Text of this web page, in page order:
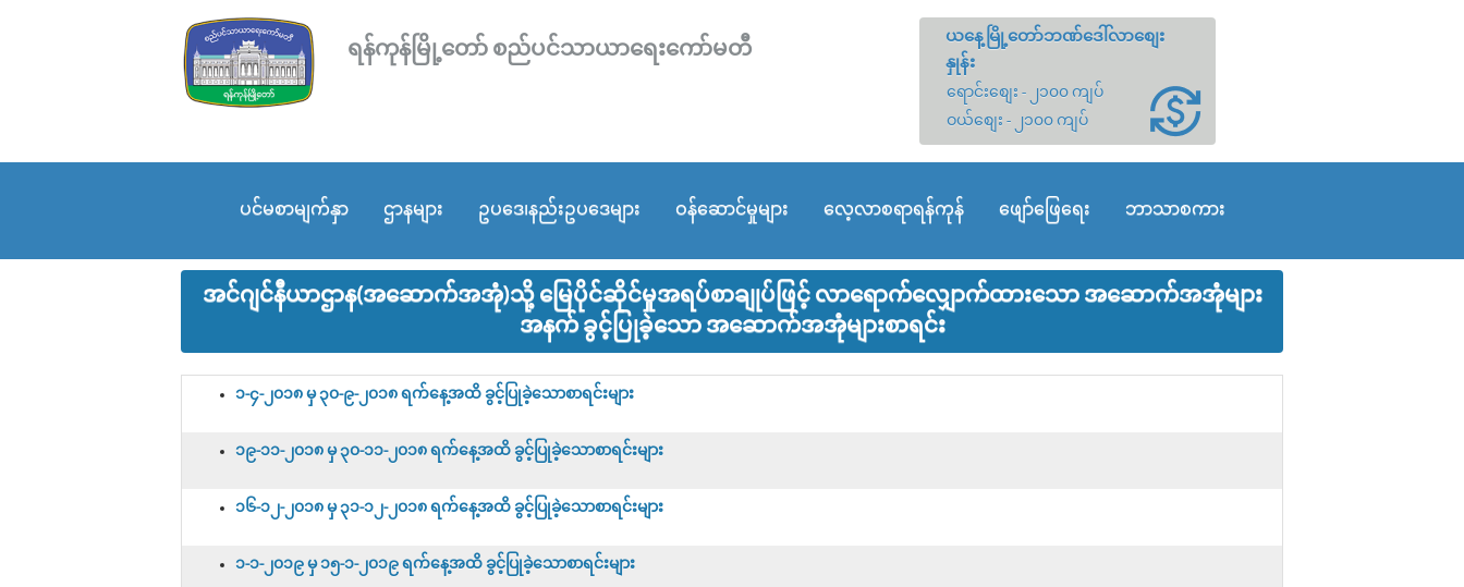
ရန်ကုန်မြို့တော် စည်ပင်သာယာရေးကော်မတီ
ယနေ့မြို့တော်ဘဏ်ဒေါ်လာစျေး
နှုန်း
ရောင်းစျေး - ၂၁၀၀ ကျပ်
ဝယ်စျေး - ၂၁၀၀ ကျပ်
ပင်မစာမျက်နှာ ဌာနများ ဥပဒေ၊နည်းဥပဒေများ ဝန်ဆောင်မှုများ လေ့လာစရာရန်ကုန် ဖျော်ဖြေရေး ဘာသာစကား
အင်ဂျင်နီယာဌာန(အဆောက်အအုံ)သို့ မြေပိုင်ဆိုင်မှုအရပ်စာချုပ်ဖြင့် လာရောက်လျှောက်ထားသော အဆောက်အအုံများ
အနက် ခွင့်ပြုခဲ့သော အဆောက်အအုံများစာရင်း
၁-၄-၂၀၁၈ မှ ၃၀-၉-၂၀၁၈ ရက်နေ့အထိ ခွင့်ပြုခဲ့သောစာရင်းများ
၁၉-၁၁-၂၀၁၈ မှ ၃၀-၁၁-၂၀၁၈ ရက်နေ့အထိ ခွင့်ပြုခဲ့သောစာရင်းများ
၁၆-၁၂-၂၀၁၈ မှ ၃၁-၁၂-၂၀၁၈ ရက်နေ့အထိ ခွင့်ပြုခဲ့သောစာရင်းများ
၁-၁-၂၀၁၉ မှ ၁၅-၁-၂၀၁၉ ရက်နေ့အထိ ခွင့်ပြုခဲ့သောစာရင်းများ